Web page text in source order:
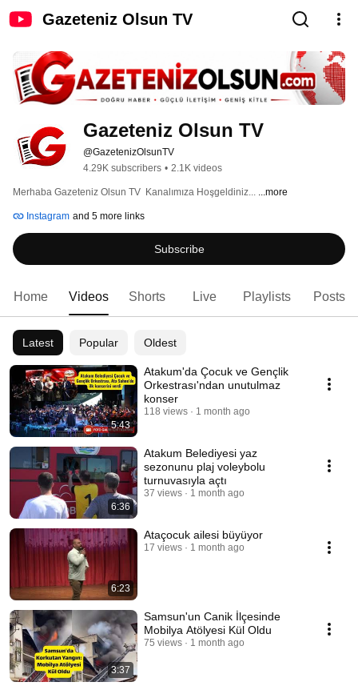
Gazeteniz Olsun TV
Gazeteniz Olsun TV
@GazetenizOlsunTV
4.29K subscribers • 2.1K videos
Merhaba Gazeteniz Olsun TV  Kanalımıza Hoşgeldiniz... ...more
Instagram and 5 more links
Subscribe
Home Videos Shorts Live Playlists Posts
Latest Popular Oldest
5:43
Atakum'da Çocuk ve Gençlik
Orkestrası'ndan unutulmaz
konser
118 views 1 month ago
6:36
Atakum Belediyesi yaz
sezonunu plaj voleybolu
turnuvasıyla açtı
37 views 1 month ago
6:23
Ataçocuk ailesi büyüyor
17 views 1 month ago
3:37
Samsun'un Canik İlçesinde
Mobilya Atölyesi Kül Oldu
75 views 1 month ago